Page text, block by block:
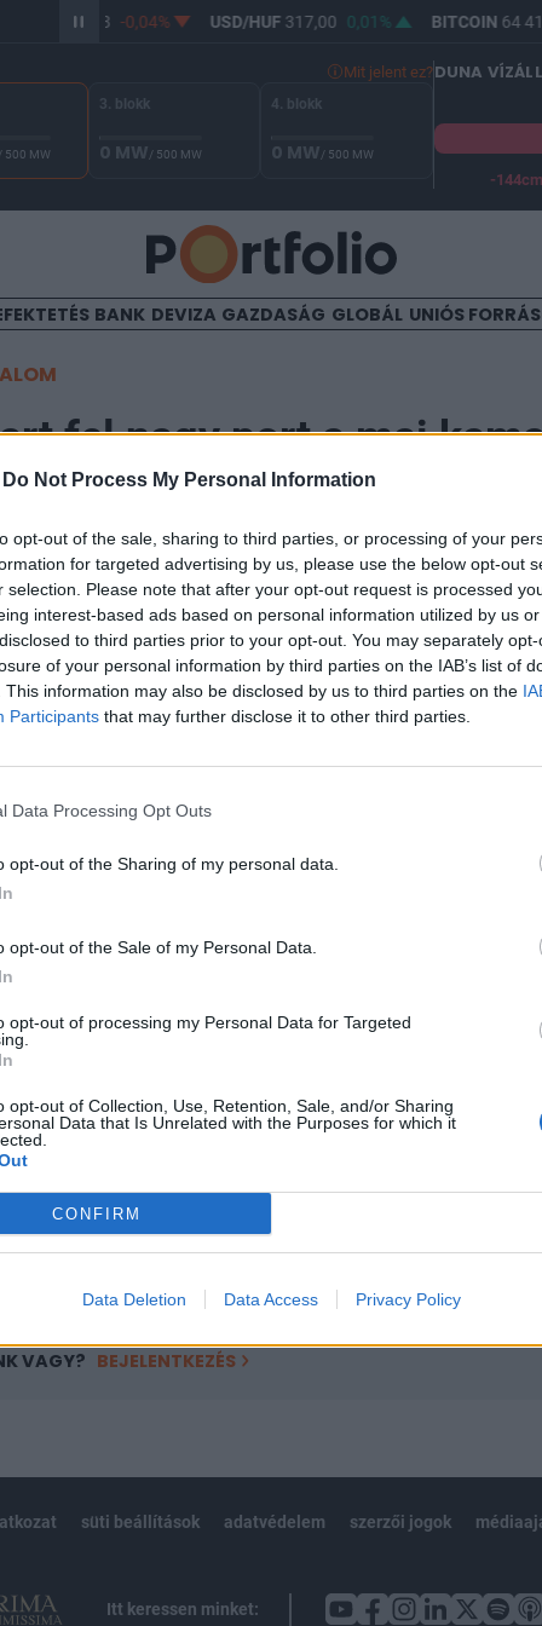
Do Not Process My Personal Information
opt-out of the sale, sharing to third parties, or processing of your
for targeted advertising by us, please use the below opt-out
selection. Please note that after your opt-out request is processed
interest-based ads based on personal information utilized by us
to third parties prior to your opt-out. You may separately
of your personal information by third parties on the IAB’s list of
This information may also be disclosed by us to third parties on the
Participants that may further disclose it to other third parties.
Data Processing Opt Outs
opt-out of the Sharing of my personal data.
opt-out of the Sale of my Personal Data.
opt-out of processing my Personal Data for Targeted
opt-out of Collection, Use, Retention, Sale, and/or Sharing
Data that Is Unrelated with the Purposes for which it
CONFIRM
Data Deletion Data Access Privacy Policy
365,28 -0,04% USD/HUF317,00 0,01% BITCOIN64
Mit jelent ez?
/ 500 MW
3. blokk
0 MW/ 500 MW
4. blokk
0 MW/ 500 MW
DUNA
-144cm
BANK DEVIZA GAZDASÁG GLOBÁL UNIÓS
fel nagy port a mai
kamatdöntés, illetve az azt követő
eredményeztek érdemi elmozdulásokat a forint/euró
másodpiacán. A forint a döntést megelőző
kissé erősödött, 17:10-kor azonban már ismét a
járt. Az állampapírok másodpiacán a 2 órakor
ezzel is deklarálva, hogy nem aggódik különösebben a
miatt. A piaci szereplők korábban 260-265 körüli
portfolio.hu hírarchívumához tartozik, melynek olvasása
tartalmazza:
cikkarchívum
VAGY? BEJELENTKEZÉS
süti beállítások adatvédelem szerzői jogok
Itt keressen minket: